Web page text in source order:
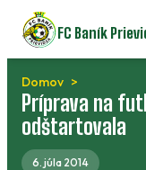
Preskočiť
na
obsah
FC Baník
Domov
Príprava na
odštartovala
6. júla 2014